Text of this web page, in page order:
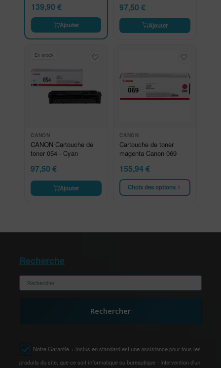
139,90 €
Ajouter
97,50 €
Ajouter
En stock
CANON
CANON Cartouche de
toner 054 - Cyan
97,50 €
Ajouter
CANON
Cartouche de toner
magenta Canon 069
155,94 €
Choix des options
Recherche
Rechercher
Notre Garantie + inclus en standard est une assistance pour tous les
produits du site, que ce soit informatique ou bureautique - Intervention d'un